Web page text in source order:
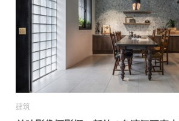
建筑